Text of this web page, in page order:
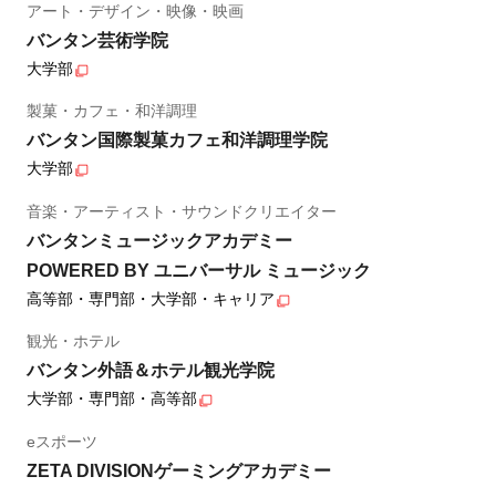
アート・デザイン・映像・映画
バンタン芸術学院
大学部
製菓・カフェ・和洋調理
バンタン国際製菓カフェ和洋調理学院
大学部
音楽・アーティスト・サウンドクリエイター
バンタンミュージックアカデミー
POWERED BY ユニバーサル ミュージック
高等部・専門部・大学部・キャリア
観光・ホテル
バンタン外語＆ホテル観光学院
大学部・専門部・高等部
eスポーツ
ZETA DIVISIONゲーミングアカデミー